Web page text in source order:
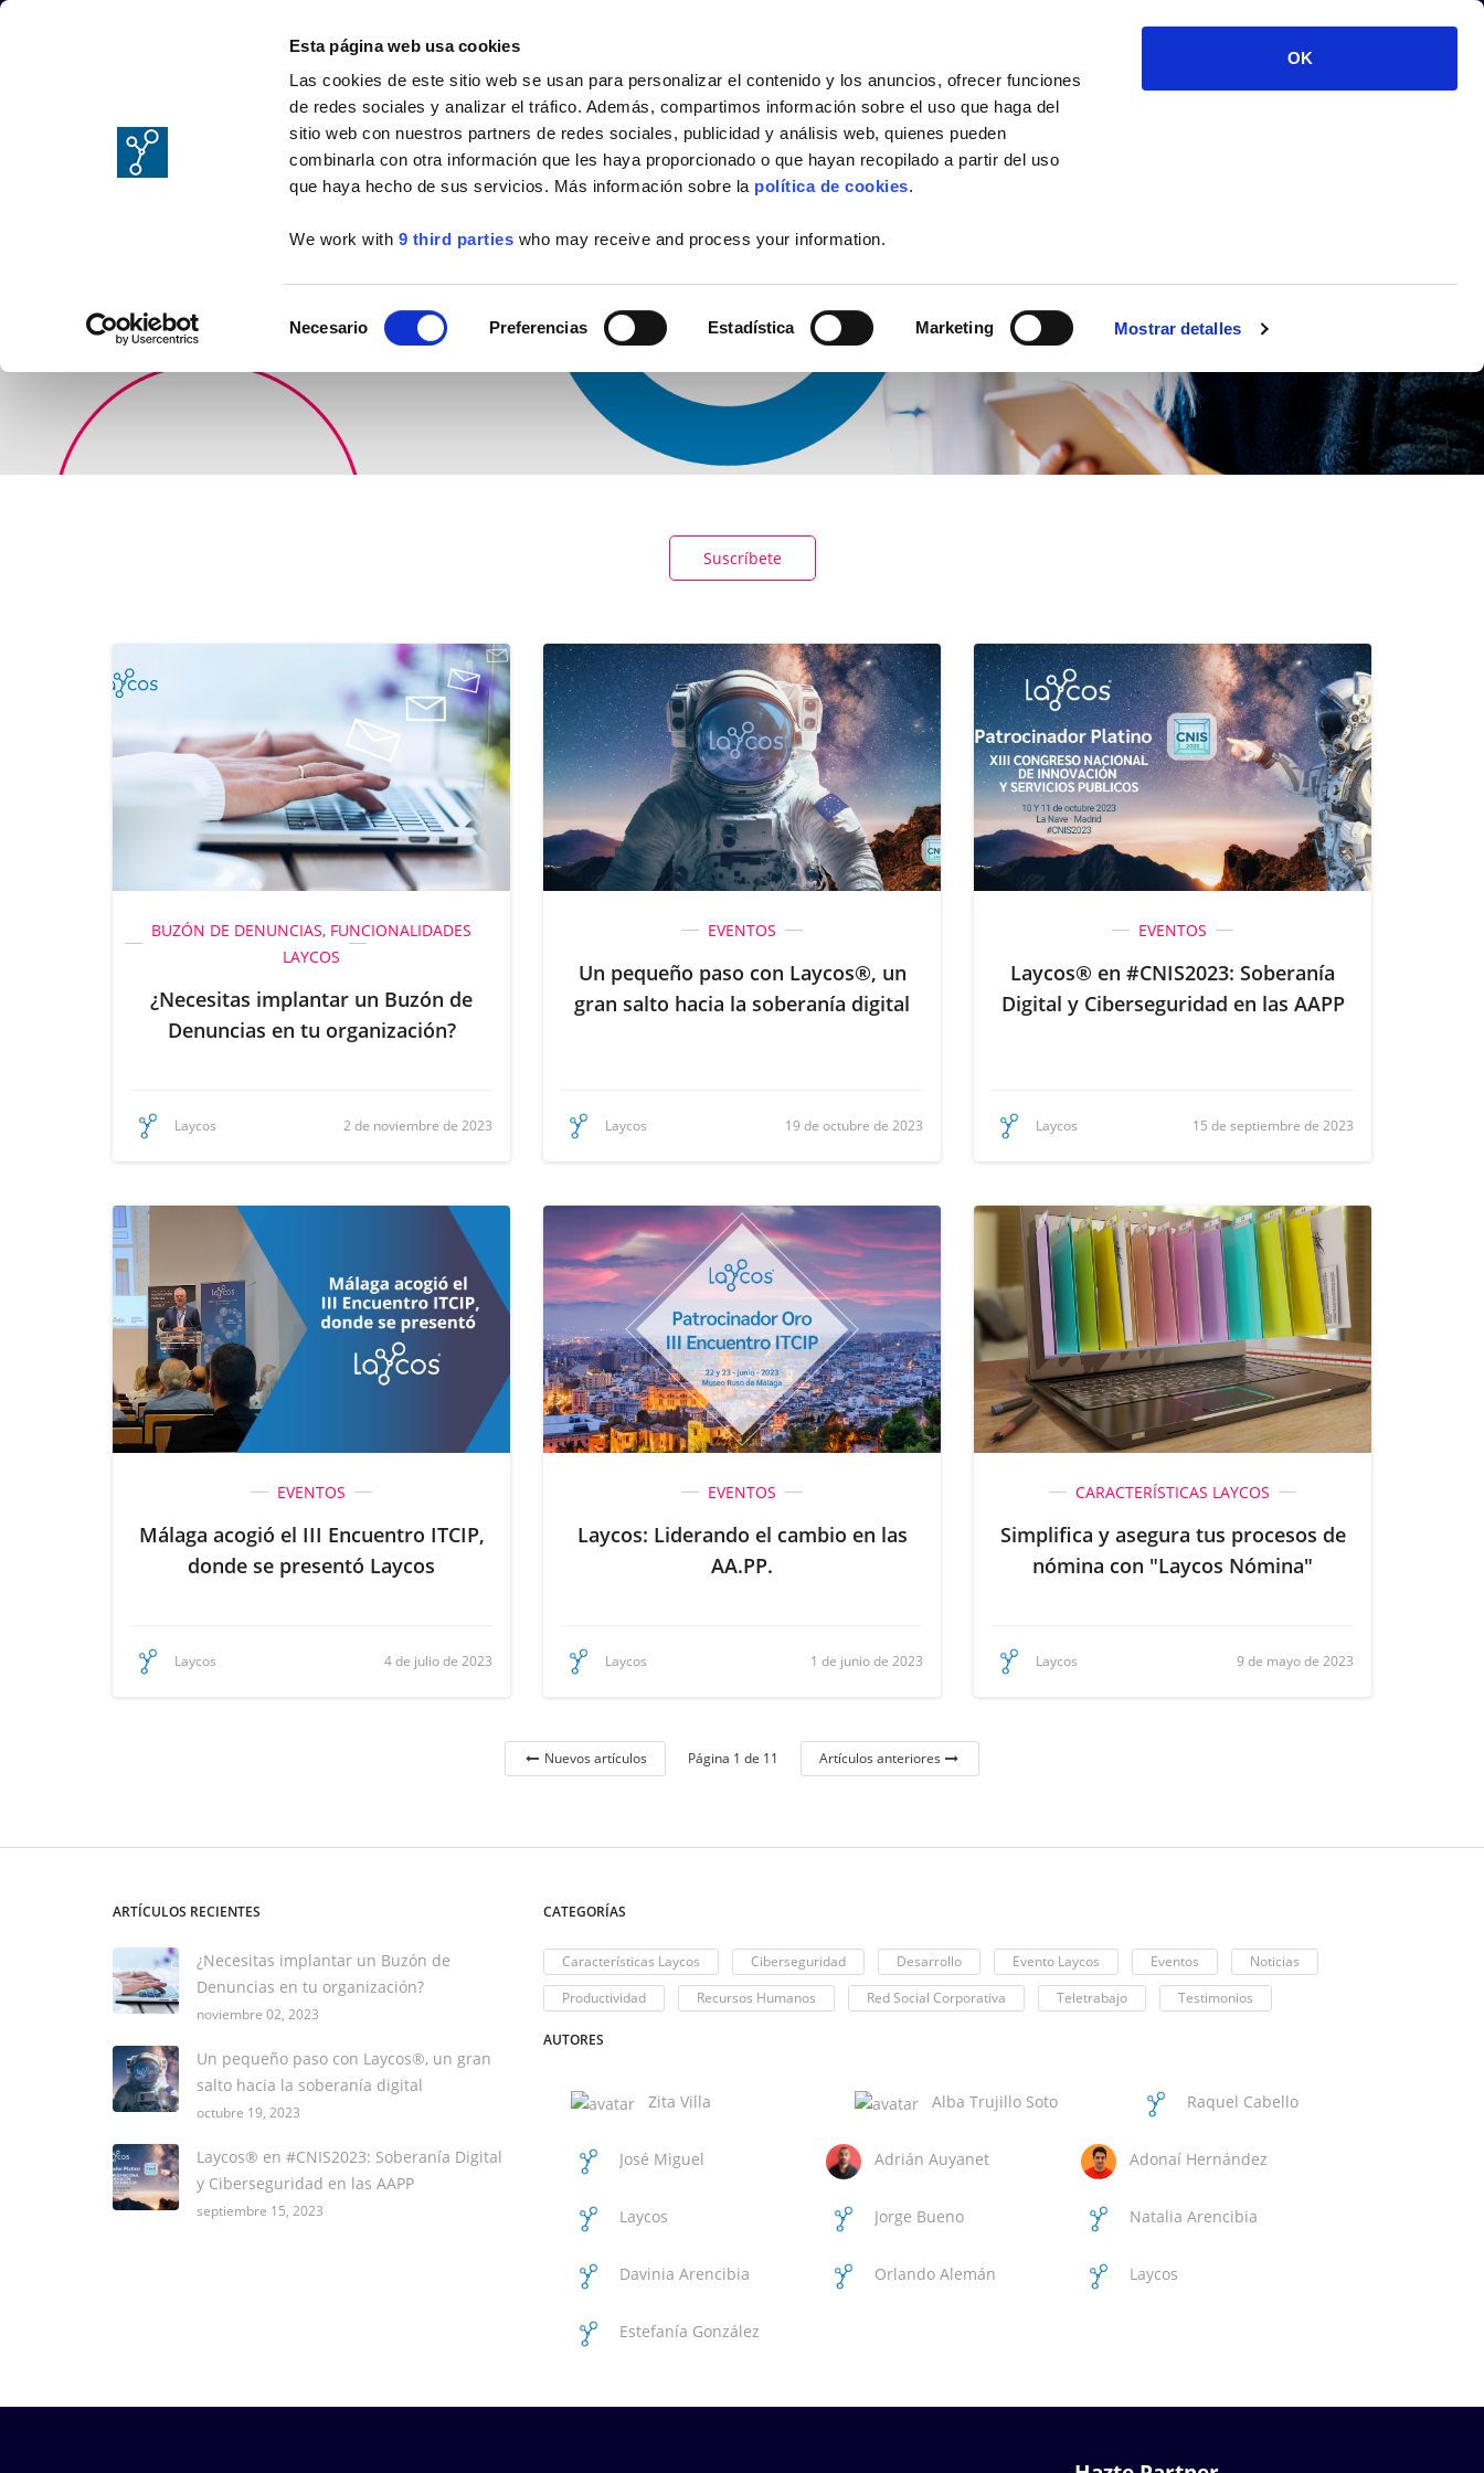
Esta página web usa cookies
Las cookies de este sitio web se usan para personalizar el contenido y los anuncios, ofrecer funciones
de redes sociales y analizar el tráfico. Además, compartimos información sobre el uso que haga del
sitio web con nuestros partners de redes sociales, publicidad y análisis web, quienes pueden
combinarla con otra información que les haya proporcionado o que hayan recopilado a partir del uso
que haya hecho de sus servicios. Más información sobre la política de cookies.
We work with 9 third parties who may receive and process your information.
de
Necesario Preferencias Estadística Marketing Mostrar detalles
OK
Suscríbete
BUZÓN DE DENUNCIAS, FUNCIONALIDADES
LAYCOS
¿Necesitas implantar un Buzón de
Denuncias en tu organización?
Laycos 2 de noviembre de 2023
EVENTOS
Un pequeño paso con Laycos®, un
gran salto hacia la soberanía digital
Laycos 19 de octubre de 2023
EVENTOS
Laycos® en #CNIS2023: Soberanía
Digital y Ciberseguridad en las AAPP
Laycos 15 de septiembre de 2023
EVENTOS
Málaga acogió el III Encuentro ITCIP,
donde se presentó Laycos
Laycos 4 de julio de 2023
EVENTOS
Laycos: Liderando el cambio en las
AA.PP.
Laycos 1 de junio de 2023
CARACTERÍSTICAS LAYCOS
Simplifica y asegura tus procesos de
nómina con "Laycos Nómina"
Laycos 9 de mayo de 2023
Nuevos artículos Página 1 de 11 Artículos anteriores
ARTÍCULOS RECIENTES
¿Necesitas implantar un Buzón de
Denuncias en tu organización?
noviembre 02, 2023
Un pequeño paso con Laycos®, un gran
salto hacia la soberanía digital
octubre 19, 2023
Laycos® en #CNIS2023: Soberanía Digital
y Ciberseguridad en las AAPP
septiembre 15, 2023
CATEGORÍAS
Características Laycos Ciberseguridad Desarrollo Evento Laycos Eventos
Noticias
Productividad
Recursos Humanos Red Social Corporativa Teletrabajo Testimonios
AUTORES
Zita Villa Alba Trujillo Soto Raquel Cabello
José Miguel
Adrián Auyanet
Adonaí Hernández
Laycos
Jorge Bueno
Natalia Arencibia
Davinia Arencibia
Orlando Alemán
Laycos
Estefanía González